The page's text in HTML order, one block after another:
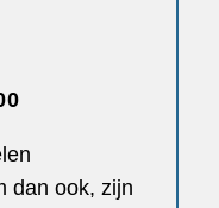
dan ook, zijn